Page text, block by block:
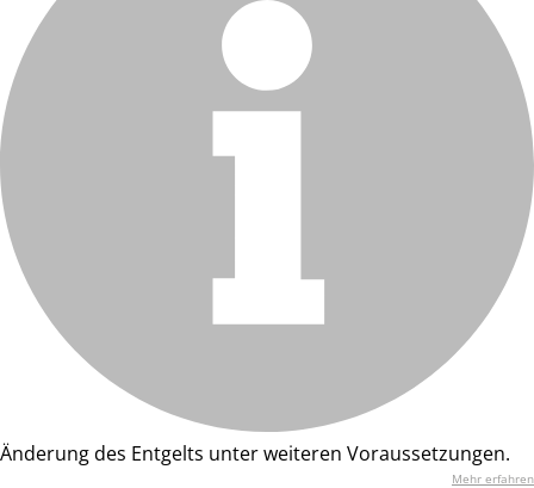
Änderung des Entgelts unter weiteren Voraussetzungen.
Mehr erfahren